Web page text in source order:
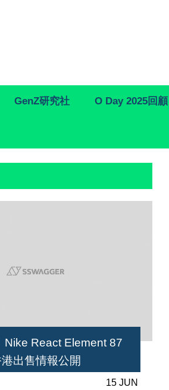
GenZ研究社 O Day 2025回顧
Nike React Element 87
出售情報公開
15 JUN